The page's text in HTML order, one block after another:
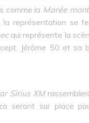
comme la Marée
la représentation se
qui représente la
Jérôme 50 et sa
Sirius XM
seront sur place